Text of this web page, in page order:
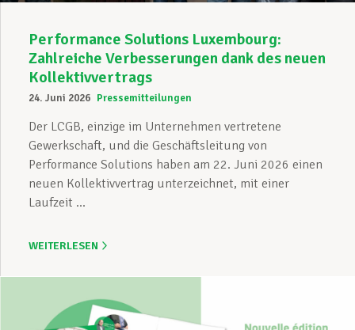
Performance Solutions Luxembourg:
Zahlreiche Verbesserungen dank des neuen
Kollektivvertrags
24. Juni 2026 Pressemitteilungen
Der LCGB, einzige im Unternehmen vertretene
Gewerkschaft, und die Geschäftsleitung von
Performance Solutions haben am 22. Juni 2026 einen
neuen Kollektivvertrag unterzeichnet, mit einer
Laufzeit ...
WEITERLESEN